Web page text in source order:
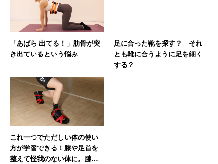
「あばら 出てる！」肋骨が突
き出ているという悩み
足に合った靴を探す？ それ
とも靴に合うように足を細く
する？
これ一つでただしい体の使い
方が学習できる！膝や足首を
整えて怪我のない体に。膝や